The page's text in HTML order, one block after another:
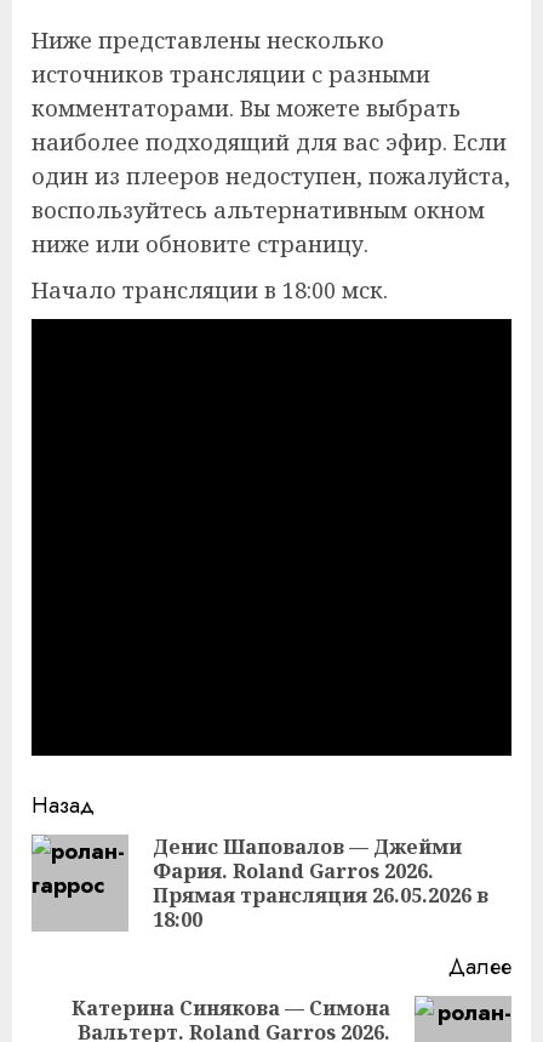
Ниже представлены несколько
источников трансляции с разными
комментаторами. Вы можете выбрать
наиболее подходящий для вас эфир. Если
один из плееров недоступен, пожалуйста,
воспользуйтесь альтернативным окном
ниже или обновите страницу.
Начало трансляции в 18:00 мск.
Продолжить
чтение
Назад
Денис Шаповалов — Джейми
Фария. Roland Garros 2026.
Прямая трансляция 26.05.2026 в
18:00
Далее
Катерина Синякова — Симона
Вальтерт. Roland Garros 2026.